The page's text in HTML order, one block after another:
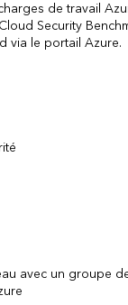
de travail
Security
via le portail Azure.
avec un groupe